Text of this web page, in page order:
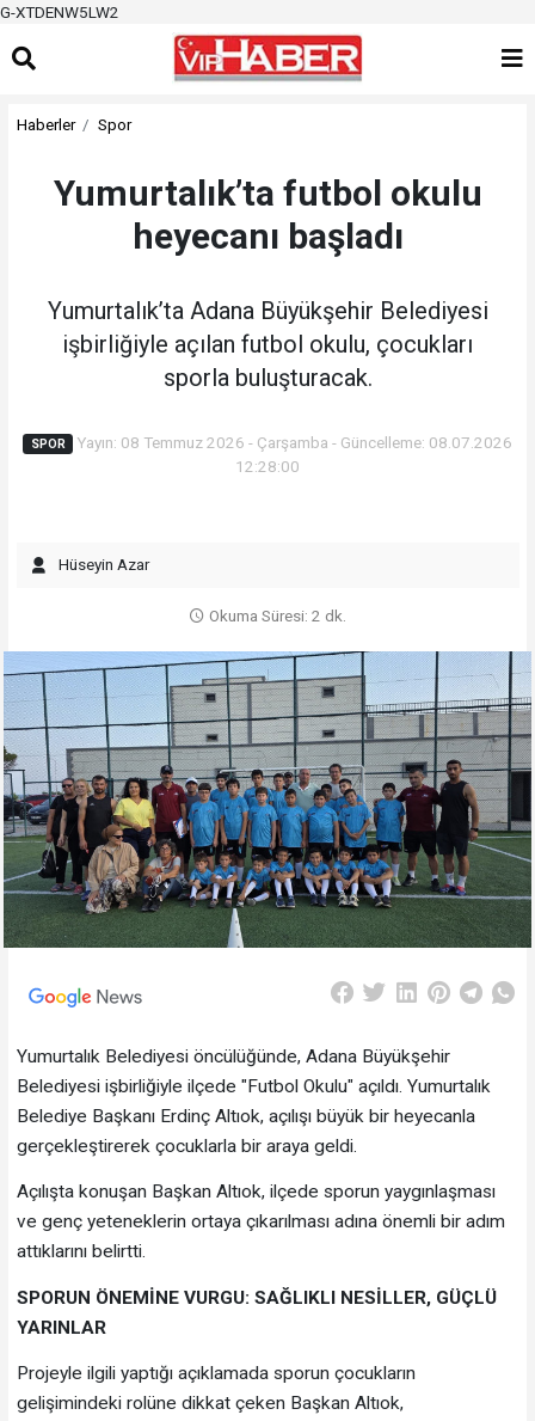
G-XTDENW5LW2
Haberler Spor
Yumurtalık’ta futbol okulu
heyecanı başladı
Yumurtalık’ta Adana Büyükşehir Belediyesi
işbirliğiyle açılan futbol okulu, çocukları
sporla buluşturacak.
SPOR
Yayın: 08 Temmuz 2026 - Çarşamba - Güncelleme: 08.07.2026
12:28:00
Hüseyin Azar
Okuma Süresi: 2 dk.
Yumurtalık Belediyesi öncülüğünde, Adana Büyükşehir
Belediyesi işbirliğiyle ilçede "Futbol Okulu" açıldı. Yumurtalık
Belediye Başkanı Erdinç Altıok, açılışı büyük bir heyecanla
gerçekleştirerek çocuklarla bir araya geldi.
Açılışta konuşan Başkan Altıok, ilçede sporun yaygınlaşması
ve genç yeteneklerin ortaya çıkarılması adına önemli bir adım
attıklarını belirtti.
SPORUN ÖNEMİNE VURGU: SAĞLIKLI NESİLLER, GÜÇLÜ
YARINLAR
Projeyle ilgili yaptığı açıklamada sporun çocukların
gelişimindeki rolüne dikkat çeken Başkan Altıok,